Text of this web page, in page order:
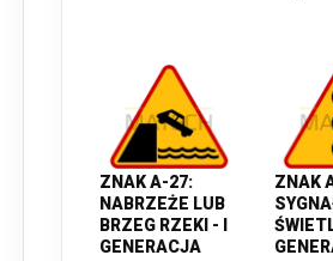
ZNAK A-27:
NABRZEŻE LUB
BRZEG RZEKI - I
GENERACJA
ZNAK